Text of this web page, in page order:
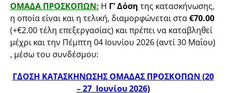
ΟΜΑΔΑ ΠΡΟΣΚΟΠΩΝ: Η Γ’ Δόση της κατασκήνωσης,
η οποία είναι και η τελική, διαμορφώνεται στα€70.00
(+€2.00 τέλη επεξεργασίας) και πρέπει να καταβληθεί
μέχρι και την Πέμπτη 04 Ιουνίου 2026 (αντί 30 Μαΐου)
, μέσω του συνδέσμου:
Γ΄ΔΟΣΗ ΚΑΤΑΣΚΗΝΩΣΗΣ ΟΜΑΔΑΣ ΠΡΟΣΚΟΠΩΝ (20
– 27 Ιουνίου 2026)